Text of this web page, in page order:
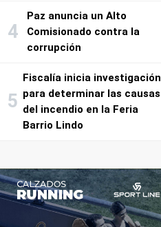
Paz anuncia un Alto
Comisionado contra la
corrupción
Fiscalía inicia investigación
para determinar las causas
del incendio en la Feria
Barrio Lindo